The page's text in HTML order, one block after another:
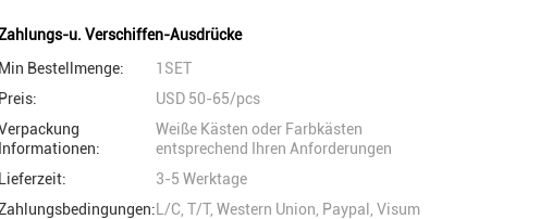
u. Verschiffen-Ausdrücke
Min Bestellmenge:
1SET
Preis:
USD 50-65/pcs
Informationen:
Weiße Kästen oder Farbkästen
entsprechend Ihren Anforderungen
Lieferzeit:
3-5 Werktage
L/C, T/T, Western Union, Paypal, Visum